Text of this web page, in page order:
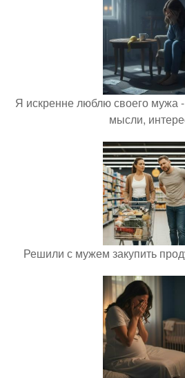
Я искренне люблю своего мужа -
мысли,
Решили с мужем закупить